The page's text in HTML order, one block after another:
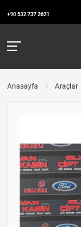
+90 532 737 2621
Anasayfa Araçlar